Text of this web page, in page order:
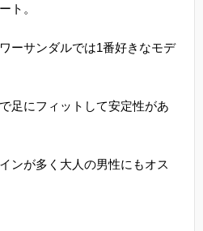
ト。
ーサンダルでは1番好きなモデ
足にフィットして安定性があ
ンが多く大人の男性にもオス